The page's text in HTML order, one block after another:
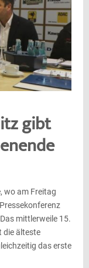
gibt
wo am Freitag
mittlerweile 15.
die älteste
das erste